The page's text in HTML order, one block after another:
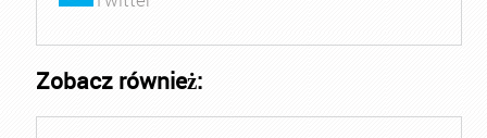
Zobacz również: